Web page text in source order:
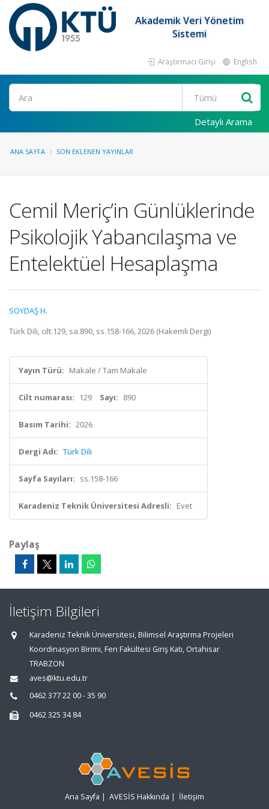
Akademik Veri Yönetim
Sistemi
Araştırmacı Girişi English
Ara
Detaylı Arama
ANA SAYFA SON EKLENEN YAYINLAR
Cemil Meriç’in Günlüklerinde
Psikolojik Yabancılaşma ve
Entelektüel Hesaplaşma
SOYDAŞ H.
Türk Dili, cilt.129, sa.890, ss.158-166, 2026 (Hakemli Dergi)
Yayın Türü: Makale / Tam Makale
Cilt numarası: 129 Sayı: 890
Basım Tarihi: 2026
Dergi Adı: Türk Dili
Sayfa Sayıları: ss.158-166
Karadeniz Teknik Üniversitesi Adresli: Evet
Paylaş
İletişim Bilgileri
Karadeniz Teknik Üniversitesi, Bilimsel Araştırma Projeleri
Koordinasyon Birimi, Fen Fakültesi Giriş Katı, Ortahisar
TRABZON
aves@ktu.edu.tr
0462 377 22 00 - 35 90
0462 325 34 84
Ana Sayfa | AVESİS Hakkında | İletişim